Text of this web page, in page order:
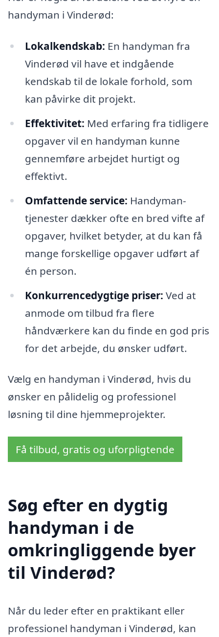
handyman i Vinderød:
Lokalkendskab: En handyman fra
Vinderød vil have et indgående
kendskab til de lokale forhold, som
kan påvirke dit projekt.
Effektivitet: Med erfaring fra tidligere
opgaver vil en handyman kunne
gennemføre arbejdet hurtigt og
effektivt.
Omfattende service: Handyman-
tjenester dækker ofte en bred vifte af
opgaver, hvilket betyder, at du kan få
mange forskellige opgaver udført af
én person.
Konkurrencedygtige priser: Ved at
anmode om tilbud fra flere
håndværkere kan du finde en god pris
for det arbejde, du ønsker udført.
Vælg en handyman i Vinderød, hvis du
ønsker en pålidelig og professionel
løsning til dine hjemmeprojekter.
Få tilbud, gratis og uforpligtende
Søg efter en dygtig
handyman i de
omkringliggende byer
til Vinderød?
Når du leder efter en praktikant eller
professionel handyman i Vinderød, kan